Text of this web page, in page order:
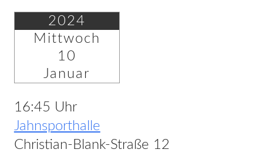
2024
Mittwoch
10
Januar
16:45 Uhr
Jahnsporthalle
Christian-Blank-Straße 12